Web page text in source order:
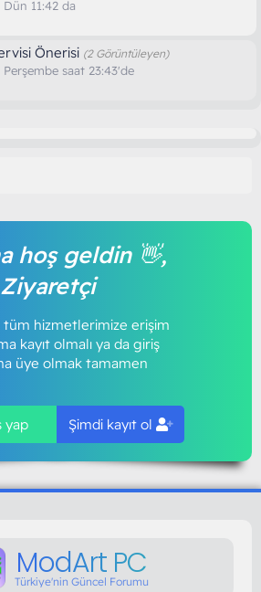
Dün 11:42 da
Önerisi (2 Görüntüleyen)
Perşembe saat 23:43'de
hoş geldin 👋,
Ziyaretçi
hizmetlerimize erişim
kayıt olmalı ya da giriş
üye olmak tamamen
yap Şimdi kayıt ol
ModArt PC
Türkiye'nin Güncel Forumu